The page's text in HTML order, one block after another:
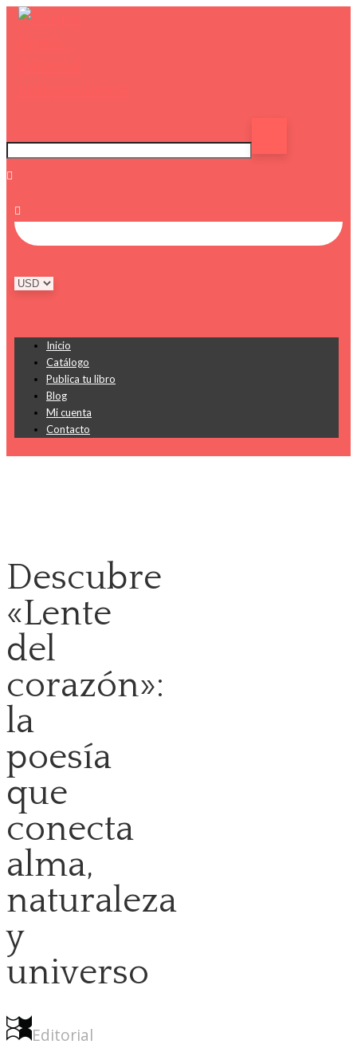
Inicio
Catálogo
Publica tu libro
Blog
Mi cuenta
Contacto
Descubre
«Lente
del
corazón»:
la
poesía
que
conecta
alma,
naturaleza
y
universo
Editorial